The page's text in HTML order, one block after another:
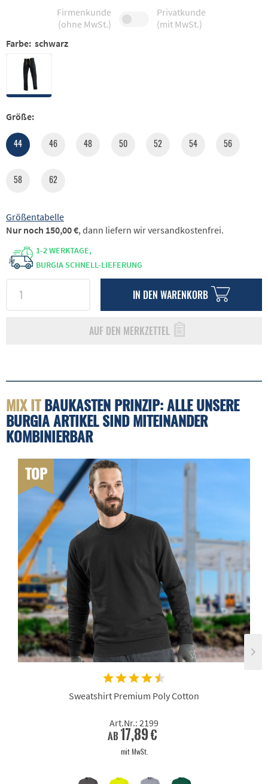
Firmenkunde
(ohne MwSt.)
Privatkunde
(mit MwSt.)
Farbe: schwarz
Größe:
44 46 48 50 52 54 56
58 62
Größentabelle
1-2 WERKTAGE,
BURGIA SCHNELL-LIEFERUNG
IN DEN WARENKORB
AUF DEN MERKZETTEL
Nur noch 150,00 €, dann liefern wir versandkostenfrei.
MIX ITBAUKASTEN PRINZIP: ALLE UNSERE
BURGIA ARTIKEL SIND MITEINANDER
KOMBINIERBAR
TOP
Sweatshirt Premium Poly Cotton
Art.Nr.: 2199
ab 17,89 €
mit MwSt.